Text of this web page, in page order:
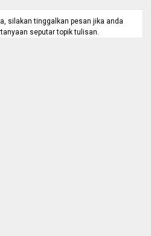
silakan tinggalkan pesan jika anda
seputar topik tulisan.